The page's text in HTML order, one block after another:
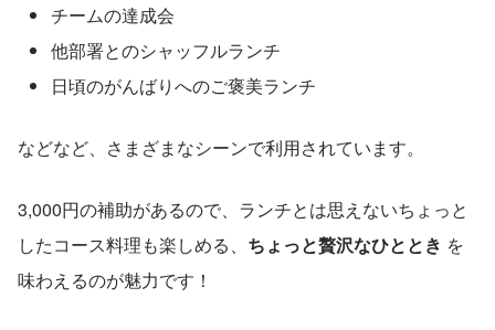
チームの達成会
他部署とのシャッフルランチ
日頃のがんばりへのご褒美ランチ
などなど、さまざまなシーンで利用されています。
3,000円の補助があるので、ランチとは思えないちょっと
したコース料理も楽しめる、 ちょっと贅沢なひととき を
味わえるのが魅力です！